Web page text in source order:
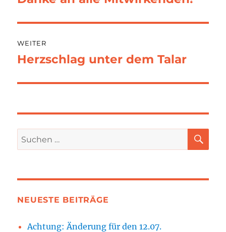
WEITER
Nächster
Herzschlag unter dem Talar
Suchen
nach:
NEUESTE BEITRÄGE
Achtung: Änderung für den 12.07.